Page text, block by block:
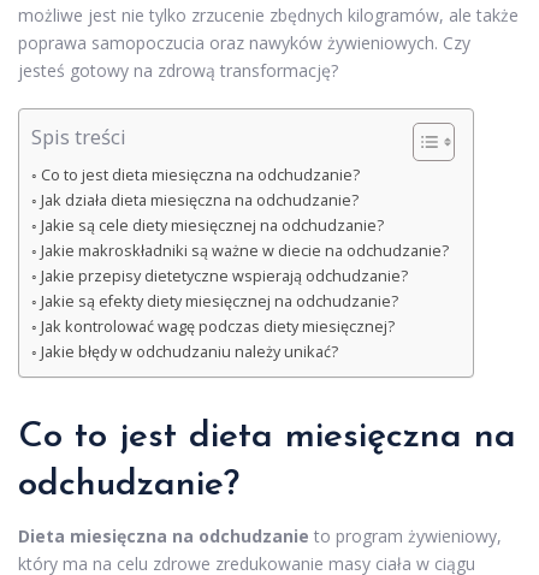
możliwe jest nie tylko zrzucenie zbędnych kilogramów, ale także
poprawa samopoczucia oraz nawyków żywieniowych. Czy
jesteś gotowy na zdrową transformację?
Spis treści
Co to jest dieta miesięczna na odchudzanie?
Jak działa dieta miesięczna na odchudzanie?
Jakie są cele diety miesięcznej na odchudzanie?
Jakie makroskładniki są ważne w diecie na odchudzanie?
Jakie przepisy dietetyczne wspierają odchudzanie?
Jakie są efekty diety miesięcznej na odchudzanie?
Jak kontrolować wagę podczas diety miesięcznej?
Jakie błędy w odchudzaniu należy unikać?
Co to jest dieta miesięczna na
odchudzanie?
Dieta miesięczna na odchudzanie to program żywieniowy,
który ma na celu zdrowe zredukowanie masy ciała w ciągu